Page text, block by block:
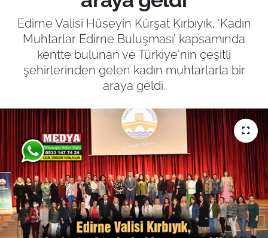
Edirne Valisi Hüseyin Kürşat Kırbıyık, ‘Kadın
Muhtarlar Edirne Buluşması’ kapsamında
kentte bulunan ve Türkiye'nin çeşitli
şehirlerinden gelen kadın muhtarlarla bir
araya geldi.
GÜNDEM
EKONOMİ
EĞİTİM
TARIM VE HAYVANCILIK
KÜLTÜR SANAT
RESMİ İLAN
SPOR